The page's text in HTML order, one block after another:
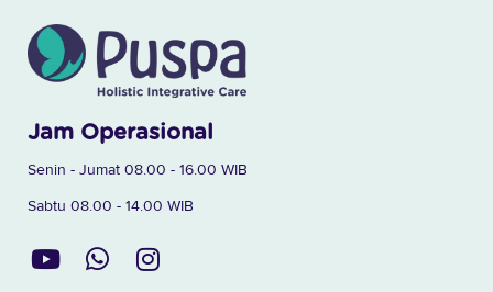
Jam Operasional
Senin - Jumat 08.00 - 16.00 WIB
Sabtu 08.00 - 14.00 WIB